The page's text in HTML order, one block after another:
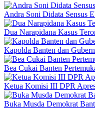
Andra Soni Didata Sensus
Dua Narapidana Kasus
Kapolda Banten dan
Bea Cukai Banten
Ketua Komisi III DPR
Buka Musda Demokrat